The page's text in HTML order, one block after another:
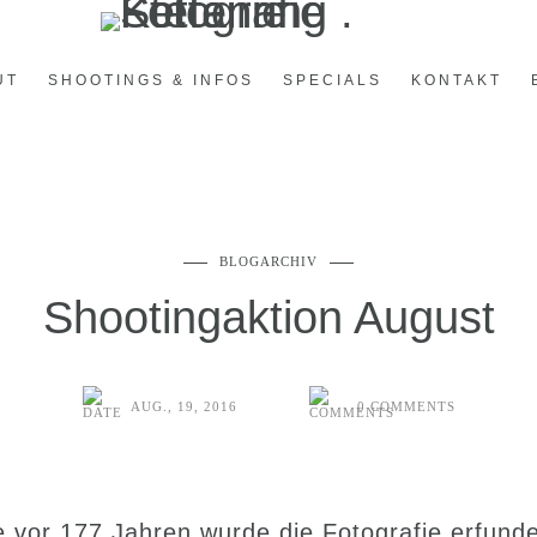
SHOOTINGS & INFOS SPECIALS KONTAKT
BLOGARCHIV
Shootingaktion August
AUG., 19, 2016 0 COMMENTS